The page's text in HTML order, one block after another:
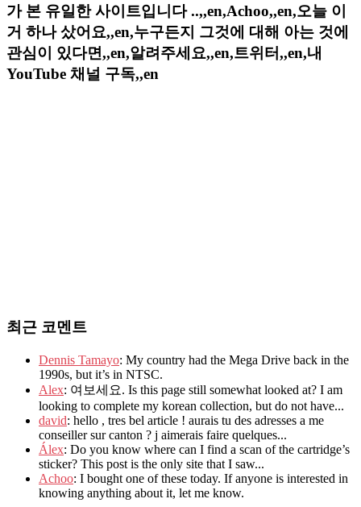
가 본 유일한 사이트입니다 ..,,en,Achoo,,en,오늘 이
거 하나 샀어요,,en,누구든지 그것에 대해 아는 것에
관심이 있다면,,en,알려주세요,,en,트위터,,en,내
YouTube 채널 구독,,en
최근 코멘트
Dennis Tamayo: My country had the Mega Drive back in the
1990s, but it’s in NTSC.
Alex: 여보세요. Is this page still somewhat looked at? I am
looking to complete my korean collection, but do not have...
david: hello , tres bel article ! aurais tu des adresses a me
conseiller sur canton ? j aimerais faire quelques...
Álex: Do you know where can I find a scan of the cartridge’s
sticker? This post is the only site that I saw...
Achoo: I bought one of these today. If anyone is interested in
knowing anything about it, let me know.